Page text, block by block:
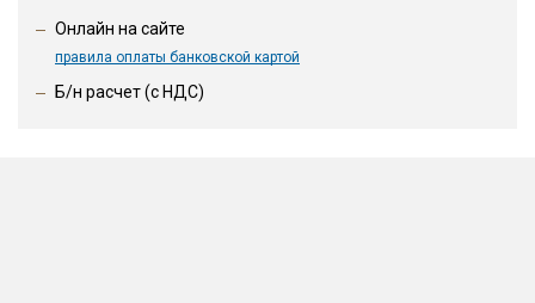
Онлайн на сайте
правила оплаты банковской картой
Б/н расчет (c НДС)